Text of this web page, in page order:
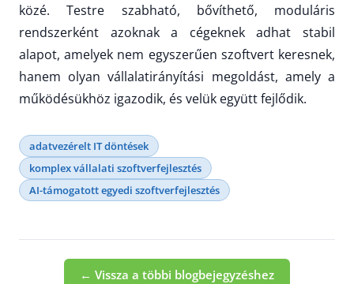
közé. Testre szabható, bővíthető, moduláris
rendszerként azoknak a cégeknek adhat stabil
alapot, amelyek nem egyszerűen szoftvert keresnek,
hanem olyan vállalatirányítási megoldást, amely a
működésükhöz igazodik, és velük együtt fejlődik.
adatvezérelt IT döntések
komplex vállalati szoftverfejlesztés
AI-támogatott egyedi szoftverfejlesztés
← Vissza a többi blogbejegyzéshez